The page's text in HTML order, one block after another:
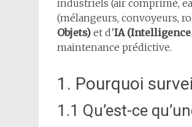
industriels (air comprimé,
(mélangeurs, convoyeurs,
Objets) et d’IA
maintenance prédictive.
1. Pourquoi
1.1 Qu’est-ce